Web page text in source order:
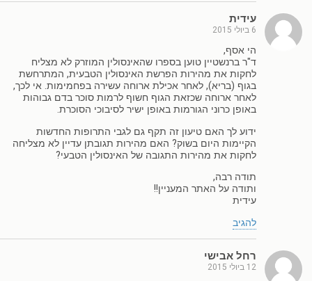
עידית
6 ביולי 2015
הי אסף,
ד"ר ברנשטיין טוען בספרו שהאינסולין המוזרק לא מצליח
לחקות את מהירות הפרשת האינסולין הטבעית, המתרחשת
בגוף (בריא), לאחר אכילת ארוחה עשירה בפחמימות. אי לכך,
לאחר ארוחה שכזאת הגוף חשוף לרמות סוכר בדם גבוהות
באופן כרוני הגורמות באופן ישיר לסיבוכי הסוכרת.
ידוע לך האם טיעון זה תקף גם לגבי התרופות החדשות
הקיימות היום בשוק? האם מהירות תגובתן עדיין לא מצליחה
לחקות את מהירות התגובה של האינסולין הטבעי?
תודה רבה,
ותודה על האתר המעניין!!
עידית
להגיב
רחל אבישי
12 ביולי 2015